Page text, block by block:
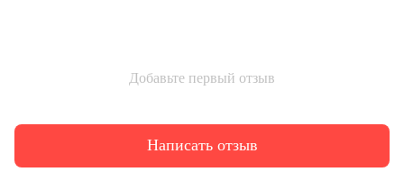
Добавьте первый отзыв
Написать отзыв